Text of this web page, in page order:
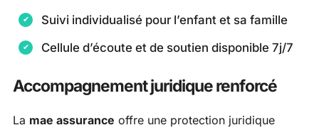
Suivi individualisé pour l’enfant et sa famille
Cellule d’écoute et de soutien disponible 7j/7
Accompagnement juridique renforcé
La mae assurance offre une protection juridique